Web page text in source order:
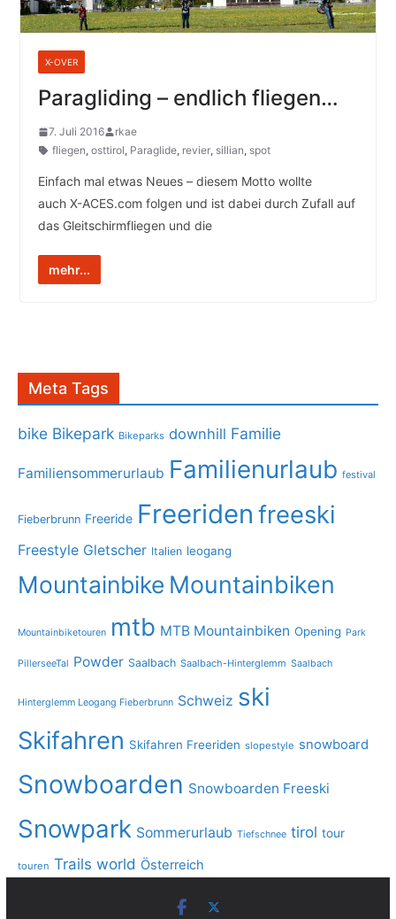
X-OVER
Paragliding – endlich fliegen…
7. Juli 2016
rkae
fliegen, osttirol, Paraglide, revier, sillian, spot
Einfach mal etwas Neues – diesem Motto wollte
auch X-ACES.com folgen und ist dabei durch Zufall auf
das Gleitschirmfliegen und die
mehr...
Meta Tags
bike Bikepark Bikeparks downhill Familie
Familiensommerurlaub Familienurlaub festival
Fieberbrunn Freeride Freeriden freeski
Freestyle Gletscher Italien leogang
Mountainbike Mountainbiken
Mountainbiketouren mtb MTB Mountainbiken Opening Park
PillerseeTal Powder Saalbach Saalbach-Hinterglemm Saalbach
Hinterglemm Leogang Fieberbrunn Schweiz ski
Skifahren Skifahren Freeriden slopestyle snowboard
Snowboarden Snowboarden Freeski
Snowpark Sommerurlaub Tiefschnee tirol tour
touren Trails world Österreich